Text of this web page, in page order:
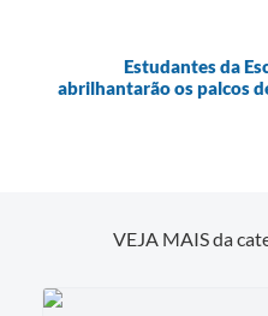
Estudantes da
abrilhantarão os palcos
VEJA MAIS da